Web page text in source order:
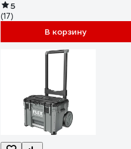
5
(17)
В корзину